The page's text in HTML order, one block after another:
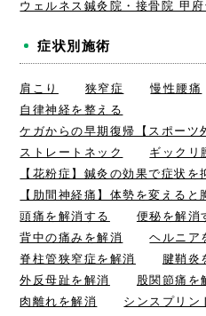
ウェルネス鍼灸院・接骨院 甲
症状別施術
肩こり 狭窄症 慢性腰痛
自律神経を整える
ケガからの早期復帰【スポーツ
ストレートネック
ギックリ
【花粉症】鍼灸の効果で症状を
【肋間神経痛】体勢を変えると
頭痛を解消する
便秘を解消
背中の痛みを解消
ヘルニア
脊柱管狭窄症を解消
腱鞘炎
外反母趾を解消
股関節痛を
肉離れを解消
シンスプリン